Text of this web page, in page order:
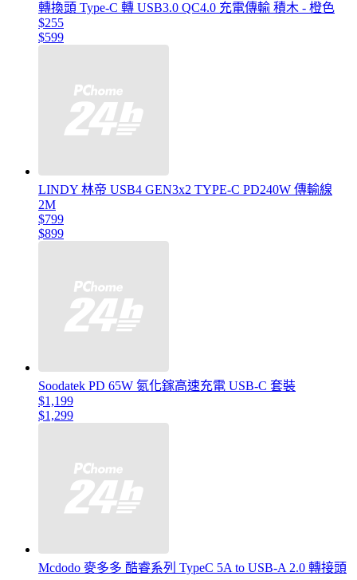
轉換頭 Type-C 轉 USB3.0 QC4.0 充電傳輸 積木 - 橙色
$255
$599
LINDY 林帝 USB4 GEN3x2 TYPE-C PD240W 傳輸線
2M
$799
$899
Soodatek PD 65W 氮化鎵高速充電 USB-C 套裝
$1,199
$1,299
Mcdodo 麥多多 酷睿系列 TypeC 5A to USB-A 2.0 轉接頭